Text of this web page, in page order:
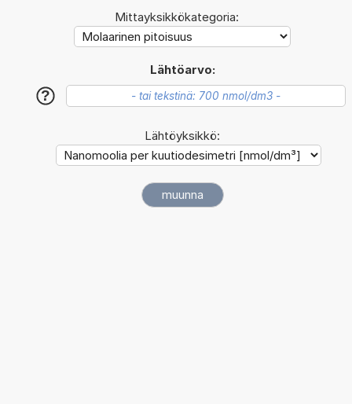
Mittayksikkökategoria:
Lähtöarvo:
?
Lähtöyksikkö: